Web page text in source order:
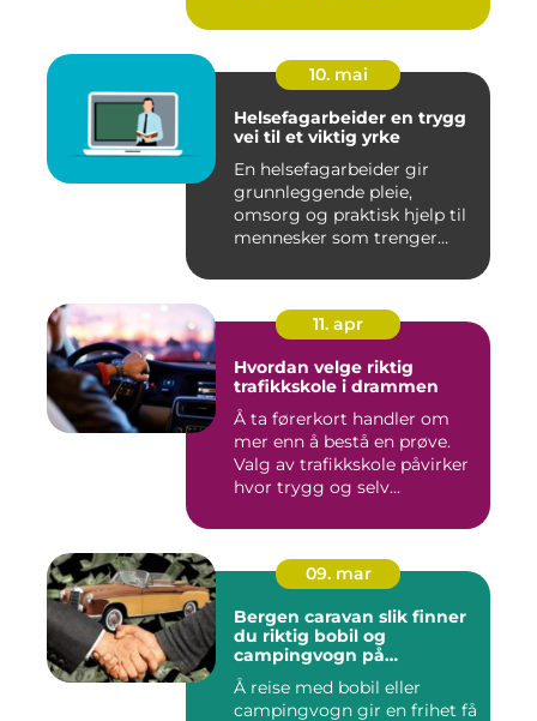
10. mai
Helsefagarbeider en trygg
vei til et viktig yrke
En helsefagarbeider gir
grunnleggende pleie,
omsorg og praktisk hjelp til
mennesker som trenger
11. apr
Hvordan velge riktig
trafikkskole i drammen
Å ta førerkort handler om
mer enn å bestå en prøve.
Valg av trafikkskole påvirker
hvor trygg og selv...
09. mar
Bergen caravan slik finner
du riktig bobil og
campingvogn på
vestlandet
Å reise med bobil eller
campingvogn gir en frihet få